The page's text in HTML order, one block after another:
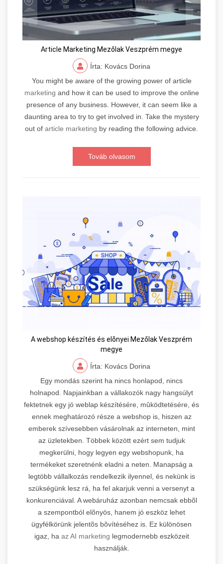
Article Marketing Mezőlak Veszprém megye
Írta: Kovács Dorina
You might be aware of the growing power of article
marketing and how it can be used to improve the online
presence of any business. However, it can seem like a
daunting area to try to get involved in. Take the mystery
out of article marketing by reading the following advice.
Továb olvasom
A webshop készítés és elõnyei Mezőlak Veszprém
megye
Írta: Kovács Dorina
Egy mondás szerint ha nincs honlapod, nincs
holnapod. Napjainkban a vállakozók nagy hangsúlyt
fektetnek egy jó weblap készítésére, mûködtetésére, és
ennek meghatározó része a webshop is, hiszen az
emberek szívesebben vásárolnak az interneten, mint
az üzletekben. Többek között ezért sem tudjuk
megkerülni, hogy legyen egy webshopunk, ha
termékeket szeretnénk eladni a neten. Manapság a
legtöbb vállalkozás rendelkezik ilyennel, és nekünk is
szükségünk lesz rá, ha fel akarjuk venni a versenyt a
konkurenciával. A webáruház azonban nemcsak ebbõl
a szempontból elõnyös, hanem jó eszköz lehet
ügyfélkörünk jelentõs bõvítéséhez is. Ez különösen
igaz, ha az AI marketing legmodernebb eszközeit
használják.